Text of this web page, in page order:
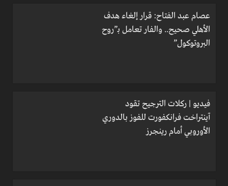
عصام عبد الفتاح: قرار إلغاء هدف
الأهلي صحيح.. والفار تعامل بـ”روح
البروتوكول”
فيديو | ركلات الترجيح تقود
آينتراخت فرانكفورت للفوز بالدوري
الأوروبي أمام رينجرز